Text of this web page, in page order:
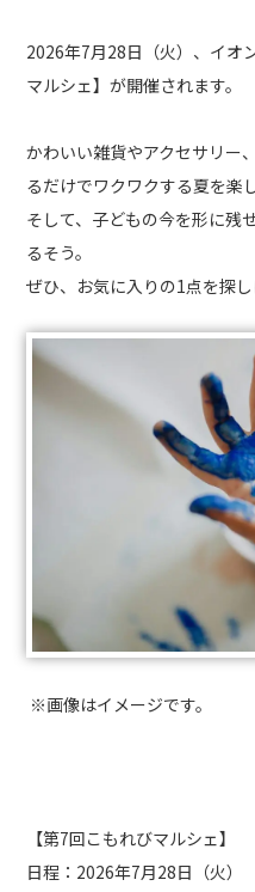
2026年7月28日（火）、イオ
マルシェ】が開催されます。
かわいい雑貨やアクセサリー
るだけでワクワクする夏を楽
そして、子どもの今を形に残
るそう。
ぜひ、お気に入りの1点を探
※画像はイメージです。
【第7回こもれびマルシェ】
日程：2026年7月28日（火）